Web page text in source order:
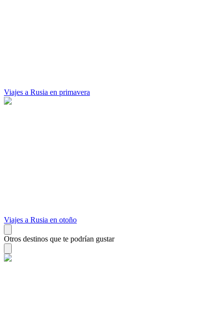
Viajes a Rusia en primavera
Viajes a Rusia en otoño
Otros destinos que te podrían gustar